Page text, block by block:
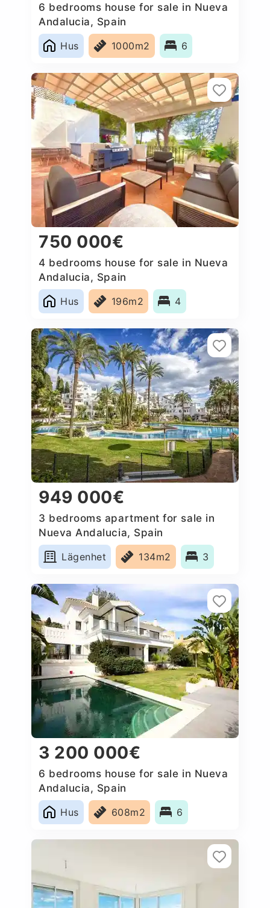
6 bedrooms house for sale in Nueva
Andalucia, Spain
Hus
1000m2 6
750 000€
4 bedrooms house for sale in Nueva
Andalucia, Spain
Hus
196m2 4
949 000€
3 bedrooms apartment for sale in
Nueva Andalucia, Spain
Lägenhet
134m2 3
3 200 000€
6 bedrooms house for sale in Nueva
Andalucia, Spain
Hus
608m2 6